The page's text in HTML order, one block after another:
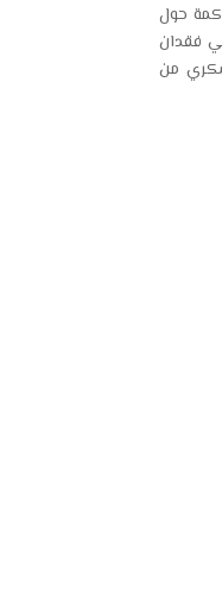
حول
فقدان
من